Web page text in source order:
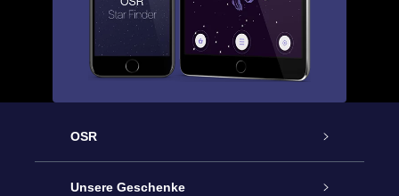
OSR
Service
Unsere Geschenke